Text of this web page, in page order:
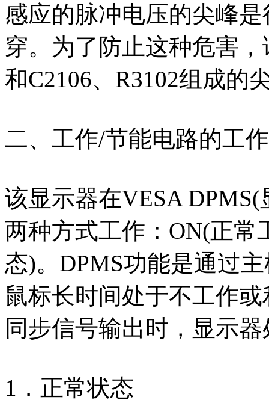
感应的脉冲电压的尖峰
穿。为了防止这种危害
和C2106、R3102组成的
二、工作/节能电路的工
该显示器在VESA
两种方式工作：ON(正常
态)。DPMS功能是通过
鼠标长时间处于不工作
同步信号输出时，显示
1．正常状态